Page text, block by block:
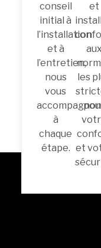
conseil
initial à
l’installation
et à
l’entretien,
nous
vous
à
chaque
étape.
et
aux
les
et